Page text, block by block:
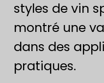
styles de vin
montré une
dans des
pratiques.